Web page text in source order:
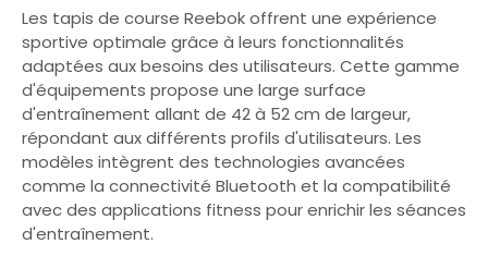
Les tapis de course Reebok offrent une expérience
sportive optimale grâce à leurs fonctionnalités
adaptées aux besoins des utilisateurs. Cette gamme
d'équipements propose une large surface
d'entraînement allant de 42 à 52 cm de largeur,
répondant aux différents profils d'utilisateurs. Les
modèles intègrent des technologies avancées
comme la connectivité Bluetooth et la compatibilité
avec des applications fitness pour enrichir les séances
d'entraînement.